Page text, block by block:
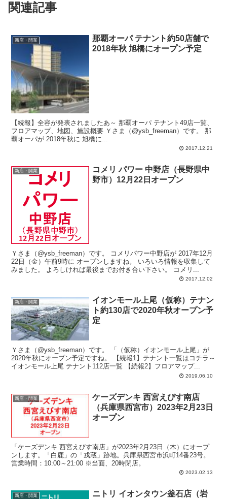
関連記事
新店・開業
那覇オーパ テナント約50店舗で
2018年秋 旭橋にオープン予定
【続報】全容が発表されましたあ～ 那覇オーパ テナント49店一覧、
フロアマップ、地図、施設概要 Ｙさま（@ysb_freeman）です。 那
覇オーパが 2018年秋に 旭橋に...
2017.12.21
新店・開業
コメリ パワー 中野店（長野県中
野市）12月22日オープン
Ｙさま（@ysb_freeman）です。 コメリパワー中野店が 2017年12月
22日（金）午前9時に オープンしますね。 いろいろ情報を収集して
みました。 よろしければ最後までお付き合い下さい。 コメリ...
2017.12.02
新店・開業
イオンモール上尾（仮称）テナン
ト約130店で2020年秋オープン予
定
Ｙさま（@ysb_freeman）です。 「（仮称）イオンモール上尾」が
2020年秋にオープン予定ですね。 【続報1】テナント一覧はコチラ～
イオンモール上尾 テナント112店一覧 【続報2】フロアマップ...
2019.06.10
新店・開業
ケーズデンキ 西宮えびす南店
（兵庫県西宮市）2023年2月23日
オープン
「ケーズデンキ 西宮えびす南店」が2023年2月23日（木）にオープ
ンします。「白鹿」の「戎蔵」跡地。兵庫県西宮市浜町14番23号。
営業時間：10:00～21:00 ※当面、20時閉店。
2023.02.13
新店・開業
ニトリ イオンタウン釜石店（岩